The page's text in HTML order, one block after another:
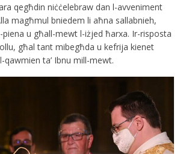
qegħdin niċċelebraw dan l-avveniment
magħmul bniedem li aħna sallabnieh,
u għall-mewt l-iżjed ħarxa. Ir-risposta
għal tant mibegħda u kefrija kienet
qawmien ta’ Ibnu mill-mewt.